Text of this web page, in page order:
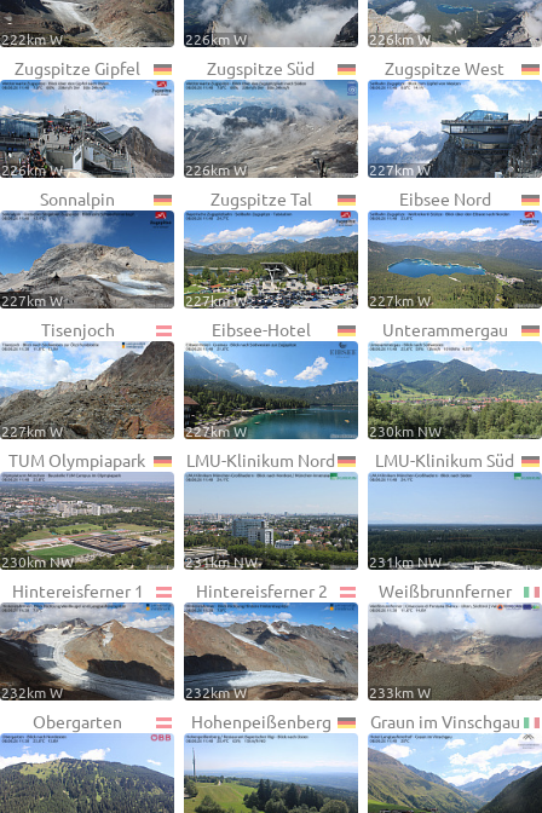
222km W 226km W 226km W
Zugspitze Gipfel
226km W
Zugspitze Süd
226km W
Zugspitze West
227km W
Sonnalpin
227km W
Zugspitze Tal
227km W
Eibsee Nord
227km W
Tisenjoch
227km W
Eibsee-Hotel
227km W
Unterammergau
230km NW
TUM Olympiapark
230km NW
LMU-Klinikum Nord
231km NW
LMU-Klinikum Süd
231km NW
Hintereisferner 1
232km W
Hintereisferner 2
232km W
Weißbrunnferner
233km W
Obergarten Hohenpeißenberg Graun im Vinschgau